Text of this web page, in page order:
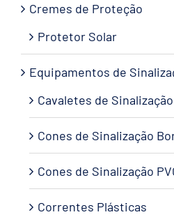
Cremes de Proteção
Protetor Solar
Equipamentos de
Cavaletes de Sinalização
Cones de Sinalização
Cones de Sinalização
Correntes Plásticas